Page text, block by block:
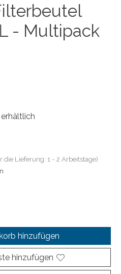
- Multipack
ist
die Lieferung: 1 - 2 Arbeitstage)
hinzufügen
hinzufügen